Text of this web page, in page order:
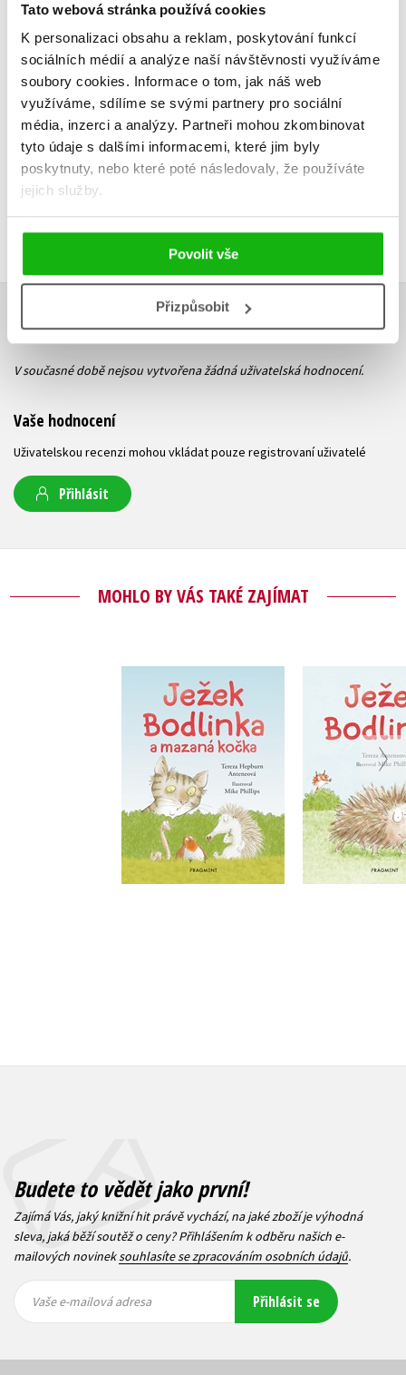
Tato webová stránka používá cookies
K personalizaci obsahu a reklam, poskytování funkcí
sociálních médií a analýze naší návštěvnosti využíváme
soubory cookies. Informace o tom, jak náš web
využíváme, sdílíme se svými partnery pro sociální
média, inzerci a analýzy. Partneři mohou zkombinovat
tyto údaje s dalšími informacemi, které jim byly
poskytnuty, nebo které poté následovaly, že používáte
jejich služby.
Povolit vše
Přizpůsobit
Do košíku
269 Kč
215 Kč
HODNOCENÍ ČTENÁŘŮ
V současné době nejsou vytvořena žádná uživatelská hodnocení.
Vaše hodnocení
Uživatelskou recenzi mohou vkládat pouze registrovaní uživatelé
Přihlásit
MOHLO BY VÁS TAKÉ ZAJÍMAT
Ježek Bodlinka a
mazaná kočka
Tereza Anteneová
Do košíku
269 Kč
215 Kč
Ježek
Tereza
Do
199 Kč
Budete to vědět jako první!
Zajímá Vás, jaký knižní hit právě vychází, na jaké zboží je výhodná
sleva, jaká běží soutěž o ceny? Přihlášením k odběru našich e-
mailových novineksouhlasíte se zpracováním osobních údajů.
mailová
mailová
Vaše e-mailová adresa Přihlásit se